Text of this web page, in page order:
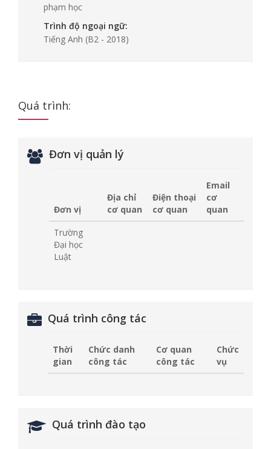
phạm học
Trình độ ngoại ngữ:
Tiếng Anh (B2 - 2018)
Quá trình:
Đơn vị quản lý
Đơn vị
Địa chỉ
cơ quan
Điện thoại
cơ quan
Email
cơ
quan
Trường
Đại học
Luật
Quá trình công tác
Thời
gian
Chức danh
công tác
Cơ quan
công tác
Chức
vụ
Quá trình đào tạo